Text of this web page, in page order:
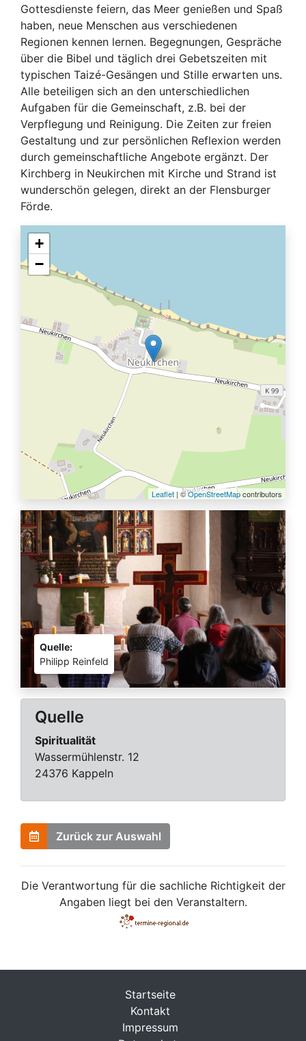
Gottesdienste feiern, das Meer genießen und Spaß
haben, neue Menschen aus verschiedenen
Regionen kennen lernen. Begegnungen, Gespräche
über die Bibel und täglich drei Gebetszeiten mit
typischen Taizé-Gesängen und Stille erwarten uns.
Alle beteiligen sich an den unterschiedlichen
Aufgaben für die Gemeinschaft, z.B. bei der
Verpflegung und Reinigung. Die Zeiten zur freien
Gestaltung und zur persönlichen Reflexion werden
durch gemeinschaftliche Angebote ergänzt. Der
Kirchberg in Neukirchen mit Kirche und Strand ist
wunderschön gelegen, direkt an der Flensburger
Förde.
+
−
Leaflet| ©OpenStreetMapcontributors
Quelle:
Philipp Reinfeld
Quelle
Spiritualität
Wassermühlenstr. 12
24376 Kappeln
Zurück zur Auswahl
Die Verantwortung für die sachliche Richtigkeit der
Angaben liegt bei den Veranstaltern.
Startseite
Kontakt
Impressum